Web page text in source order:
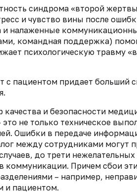
синдрома «второй
и чувство вины после
налаженные
командная поддержка)
психологическую травму
с пациентом придает больший
и безопасности
не только техническое
Ошибки в передаче
между сотрудниками могут
до трети
коммуникации. Причем сбои
– например,
и пациентом.